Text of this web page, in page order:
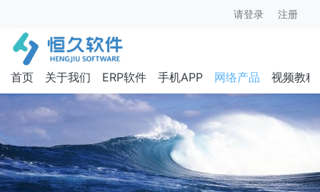
请登录 注册
首页 关于我们 ERP软件 手机APP 网络产品 视频教程